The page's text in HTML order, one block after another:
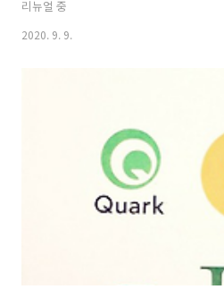
리뉴얼 중
2020. 9. 9.